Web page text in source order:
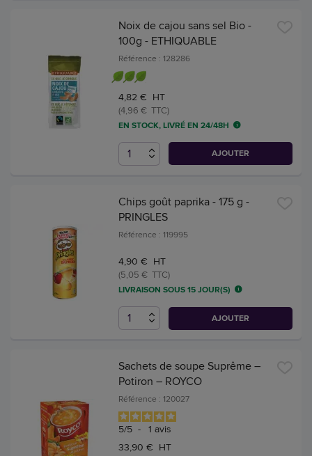
Noix de cajou sans sel Bio -
100g - ETHIQUABLE
Référence : 128286
4,82 € HT
(4,96 € TTC)
EN STOCK, LIVRÉ EN 24/48H
AJOUTER
Chips goût paprika - 175 g -
PRINGLES
Référence : 119995
4,90 € HT
(5,05 € TTC)
LIVRAISON SOUS 15 JOUR(S)
AJOUTER
Sachets de soupe Suprême –
Potiron – ROYCO
Référence : 120027
5/5 - 1 avis
33,90 € HT